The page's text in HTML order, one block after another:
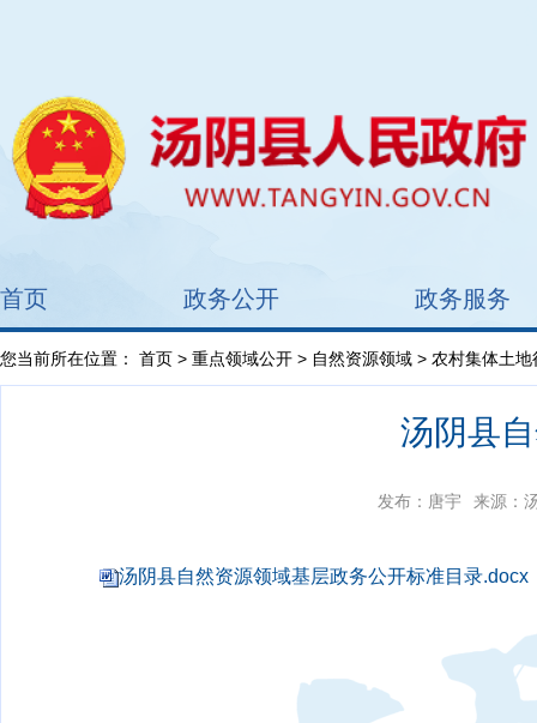
首页 政务公开 政务服务
您当前所在位置： 首页 > 重点领域公开 > 自然资源领域 > 农村集体土地
汤阴县
发布：唐宇 来源：
汤阴县自然资源领域基层政务公开标准目录.docx